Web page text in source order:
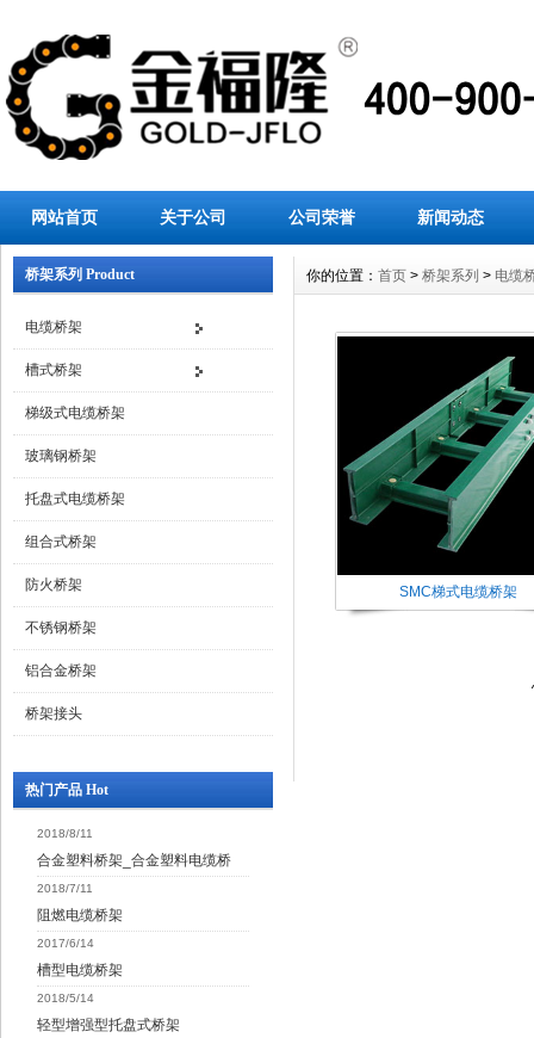
网站首页 关于公司 公司荣誉 新闻动态
桥架系列 Product
电缆桥架
槽式桥架
梯级式电缆桥架
玻璃钢桥架
托盘式电缆桥架
组合式桥架
防火桥架
不锈钢桥架
铝合金桥架
桥架接头
热门产品 Hot
2018/8/11
合金塑料桥架_合金塑料电缆桥
2018/7/11
阻燃电缆桥架
2017/6/14
槽型电缆桥架
2018/5/14
轻型增强型托盘式桥架
你的位置： 首页 > 桥架系列 > 电缆
SMC梯式电缆桥架